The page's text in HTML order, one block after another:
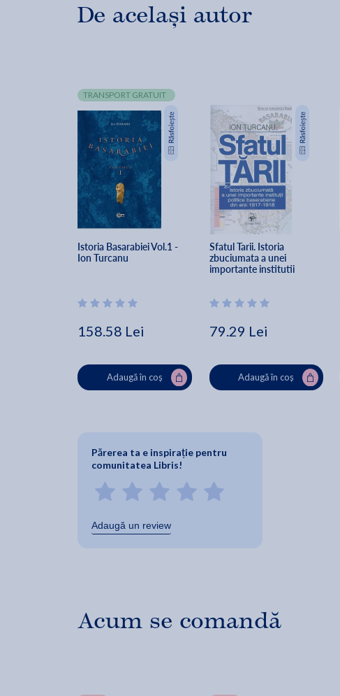
De același autor
TRANSPORT GRATUIT
Istoria Basarabiei Vol.1 -
Ion Turcanu
158.58 Lei
Adaugă în coș
Sfatul Tarii. Istoria
zbuciumata a unei
importante institutii
79.29 Lei
Adaugă în coș
Părerea ta e inspirație pentru
comunitatea Libris!
Adaugă un review
Acum se comandă